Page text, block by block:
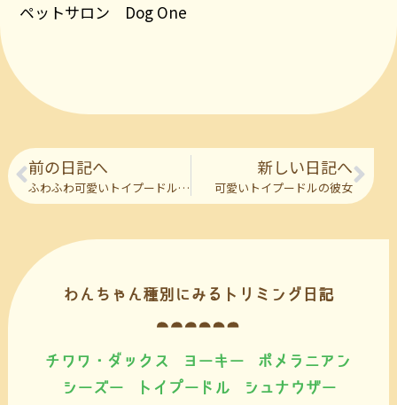
ペットサロン Dog One
前の日記へ
ふわふわ可愛いトイプードルの彼
新しい日記へ
可愛いトイプードルの彼女
わんちゃん種別にみるトリミング日記
チワワ・ダックス ヨーキー
ポメラニアン
シーズー
トイプードル
シュナウザー